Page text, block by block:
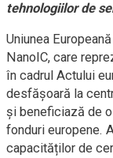
tehnologiilor de
Uniunea
NanoIC, care
în cadrul Actului
desfășoară la
și beneficiază de
fonduri europene.
capacităților de